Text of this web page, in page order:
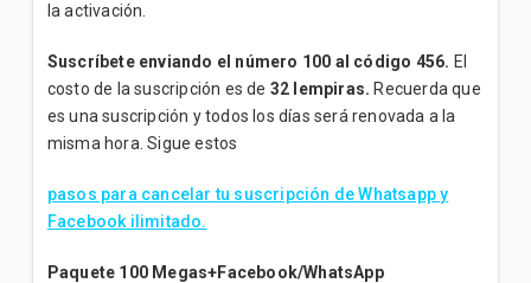
la activación.
Suscríbete enviando el número 100 al código 456. El
costo de la suscripción es de 32 lempiras. Recuerda que
es una suscripción y todos los días será renovada a la
misma hora. Sigue estos
pasos para cancelar tu suscripción de Whatsapp y
Facebook ilimitado.
Paquete 100 Megas+Facebook/WhatsApp